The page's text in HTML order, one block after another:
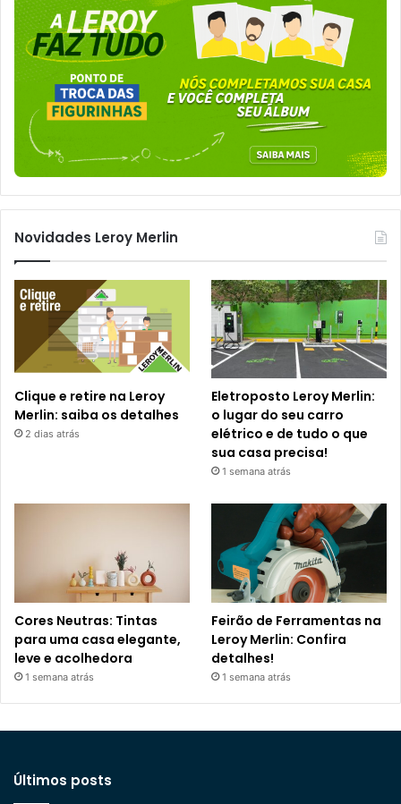
Novidades Leroy Merlin
Clique e retire na Leroy
Merlin: saiba os detalhes
2 dias atrás
Eletroposto Leroy Merlin:
o lugar do seu carro
elétrico e de tudo o que
sua casa precisa!
1 semana atrás
Cores Neutras: Tintas
para uma casa elegante,
leve e acolhedora
1 semana atrás
Feirão de Ferramentas na
Leroy Merlin: Confira
detalhes!
1 semana atrás
Últimos posts